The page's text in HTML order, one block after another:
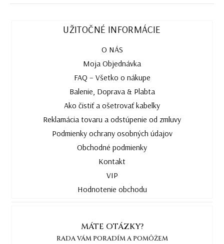
UŽITOČNÉ INFORMÁCIE
O NÁS
Moja Objednávka
FAQ – Všetko o nákupe
Balenie, Doprava & Plabta
Ako čistiť a ošetrovať kabelky
Reklamácia tovaru a odstúpenie od zmluvy
Podmienky ochrany osobných údajov
Obchodné podmienky
Kontakt
VIP
Hodnotenie obchodu
MÁTE OTÁZKY?
RADA VÁM PORADÍM A POMÔŽEM